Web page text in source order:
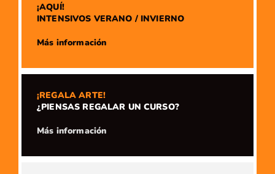
¡AQUÍ!
INTENSIVOS VERANO / INVIERNO
​Más información
¡REGALA ARTE!
¿PIENSAS REGALAR UN CURSO?
​Más información